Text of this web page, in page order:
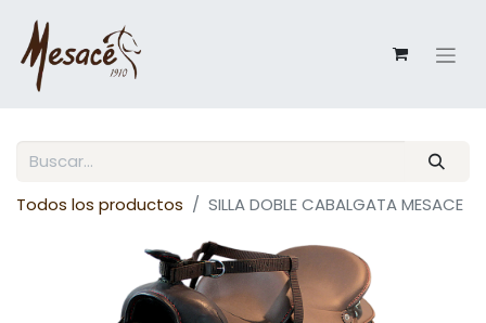
Todos los productos SILLA DOBLE CABALGATA MESACE